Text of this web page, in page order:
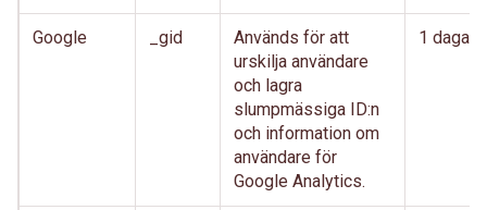
Google _gid
Används för att
urskilja användare
och lagra
slumpmässiga ID:n
och information om
användare för
Google Analytics.
1 dagar